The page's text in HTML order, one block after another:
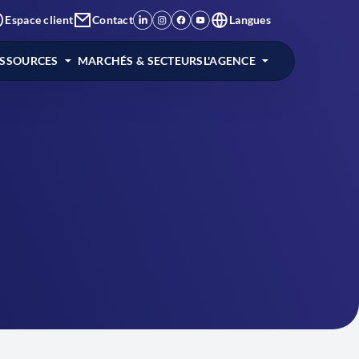
Espace client Contact Langues
MARCHÉS & SECTEURSL'AGENCE